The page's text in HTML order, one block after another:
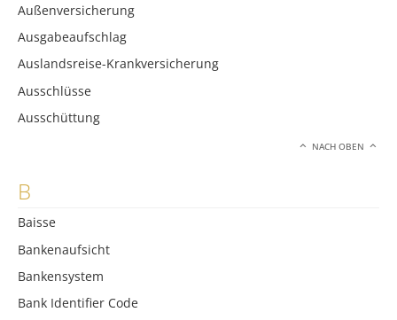
Außenversicherung
Ausgabeaufschlag
Auslandsreise-Krankversicherung
Ausschlüsse
Ausschüttung
NACH OBEN
B
Baisse
Bankenaufsicht
Bankensystem
Bank Identifier Code